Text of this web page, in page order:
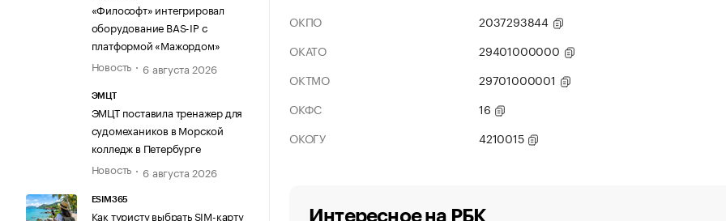
«Философт» интегрировал
оборудование BAS-IP с
платформой «Мажордом»
Новость
6 августа 2026
ЭМЦТ
ЭМЦТ поставила тренажер для
судомехаников в Морской
колледж в Петербурге
Новость
6 августа 2026
ESIM365
Как туристу выбрать SIM-карту
ОКПО
2037293844
ОКАТО
29401000000
ОКТМО
29701000001
ОКФС
16
ОКОГУ
4210015
Интересное на РБК